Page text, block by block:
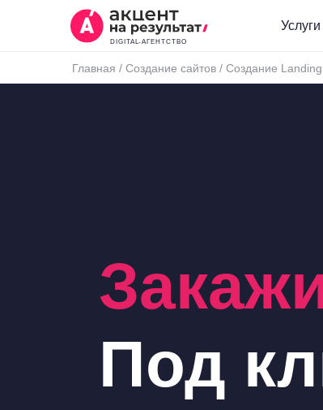
DIGITAL-АГЕНТСТВО
Услуги
Главная / Создание сайтов / Создание
Под